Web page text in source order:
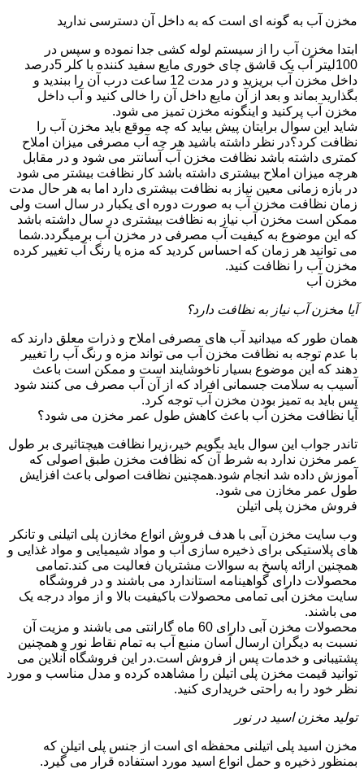
مخزن آب به گونه ای است که به داخل آن دسترسی ندارید
ابتدا مخزن آب را از سیستم لوله کشی جدا نموده و سپس در
100لیتر آب یک قاشق چای خوری مایع سفید کننده با کلر 5درصد
داخل مخزن آب بریزید و در مدت 12 ساعت درب آن را ببندید و
بگذارید بماند و بعد از آن مایع داخل آن را خالی کنید و آب داخل
مخزن آب پرکنید و اینگونه مخزن تمیز می شود.
شاید این سوال برایتان پیش بیاید که چه موقع باید مخزن آب را
نظافت کرد؟در نظر داشته باشید هر چه آب مصرفی میزان املاح
کمتری داشته باشد نظافت مخزن آب آسانتر می شود و در مقابل
هرچه میزان املاح بیشتری داشته باشد کار نظافت بیشتر می شود
در بازه زمانی معین نیاز به نظافت بیشتری دارد اما به هر حال مدت
زمان نظافت مخزن آب به صورت دوره ای یکبار در سال است ولی
ممکن است مخزن آب نیاز به نظافت بیشتری در سال داشته باشد
که این موضوع به کیفیت آب مصرفی در مخزن آب برمیگردد.شما
می توانید هر زمان که احساس کردید که مزه یا رنگ آب تغییر کرده
مخزن آب را نظافت کنید.
مخزن آب
آیا مخزن آب نیاز به نظافت دارد؟
همان طور که میدانید آب های مصرفی املاح و ذرات معلق دارند که
با عدم توجه به نظافت مخزن آب می تواند مزه و رنگ آب را تغییر
دهند که این موضوع بسیار ناخوشایند است و ممکن است باعث
آسیب به سلامت جسمانی افراد که از آن آب مصرف می کنند شود
پس باید به تمیز بودن مخزن آب توجه کرد.
آیا نظافت مخزن آب باعث کاهش طول عمر مخزن می شود؟
تاندر جواب این سوال باید بگویم خیر،زیرا نظافت هیچتاثیری بر طول
عمر مخزن ندارد به شرط آن که نظافت مخزن طبق اصولی که
آموزش داده شد انجام شود.همچنین نظافت اصولی باعث افزایش
طول عمر مخازن می شود.
فروش مخزن پلی اتیلن
وب سایت مخزن آبی با هدف فروش انواع مخازن پلی اتیلنی و تانکر
های پلاستیکی برای ذخیره سازی آب و مواد شیمیایی و مواد غذایی و
همچنین ارائه پاسخ به سوالات مشتریان فعالیت می کند.تمامی
محصولات دارای گواهینامه استاندارد می باشند و در فروشگاه
سایت مخزن آبی تمامی محصولات باکیفیت بالا و از مواد درجه یک
می باشند.
محصولات مخزن آبی دارای 60 ماه گارانتی می باشند و مزیت آن
نسبت به دیگران ارسال آسان منبع آب به تمام نقاط نور و همچنین
پشتیبانی و خدمات پس از فروش است.در این فروشگاه آنلاین می
توانید قیمت مخزن پلی اتیلن را مشاهده کرده و مدل مناسب و مورد
نظر خود را به راحتی خریداری کنید.
تولید مخزن اسید در نور
مخزن اسید پلی اتیلنی محفظه ای است از جنس پلی اتیلن که
بمنظور ذخیره و حمل انواع اسید مورد استفاده قرار می گیرد.